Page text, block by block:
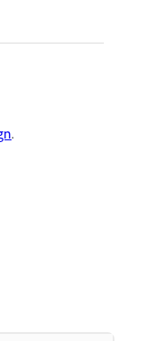
.